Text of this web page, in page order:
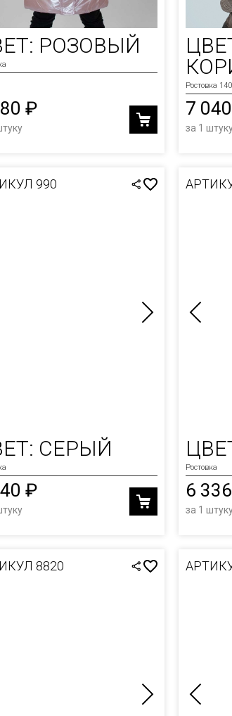
РОЗОВЫЙ
₽
Ростовка
7
за 1
990
СЕРЫЙ
₽
Ростовка
6
за 1
8820